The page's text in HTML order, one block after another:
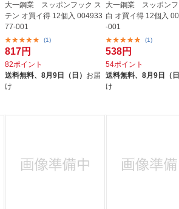
大一鋼業 スッポンフック ス
テン オ買イ得 12個入 004933
77-001
(1)
817円
82ポイント
送料無料、 8月9日（日） お届
け
大一鋼業 スッポンフ
白 オ買イ得 12個入
-001
(1)
538円
54ポイント
送料無料、8月9日（日
け